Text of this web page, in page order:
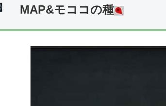
MAP&モココの種